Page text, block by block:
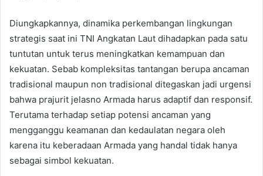
Diungkapkannya, dinamika perkembangan lingkungan
strategis saat ini TNI Angkatan Laut dihadapkan pada satu
tuntutan untuk terus meningkatkan kemampuan dan
kekuatan. Sebab kompleksitas tantangan berupa ancaman
tradisional maupun non tradisional ditegaskan jadi urgensi
bahwa prajurit jelasno Armada harus adaptif dan responsif.
Terutama terhadap setiap potensi ancaman yang
mengganggu keamanan dan kedaulatan negara oleh
karena itu keberadaan Armada yang handal tidak hanya
sebagai simbol kekuatan.